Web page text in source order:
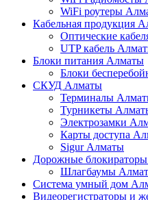
WiFi роутеры
Кабельная продукция
Оптические
UTP кабель
Блоки питания Алматы
Блоки
СКУД Алматы
Терминалы
Турникеты
Электрозамки
Карты доступа
Sigur Алматы
Дорожные
Шлагбаумы
Система умный дом
Видеорегистраторы и